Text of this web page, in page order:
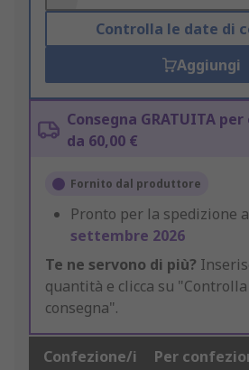
Controlla le date di
Aggiungi
Consegna GRATUITA
da 60,00 €
Fornito dal produttore
Pronto per la spedizione
settembre 2026
Te ne servono di più?
quantità e clicca su
consegna".
Confezione/i Per